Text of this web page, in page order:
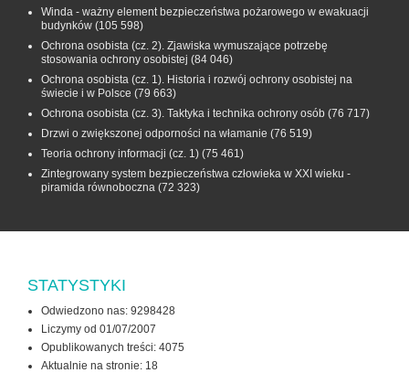
Winda - ważny element bezpieczeństwa pożarowego w ewakuacji
budynków (105 598)
Ochrona osobista (cz. 2). Zjawiska wymuszające potrzebę
stosowania ochrony osobistej (84 046)
Ochrona osobista (cz. 1). Historia i rozwój ochrony osobistej na
świecie i w Polsce (79 663)
Ochrona osobista (cz. 3). Taktyka i technika ochrony osób (76 717)
Drzwi o zwiększonej odporności na włamanie (76 519)
Teoria ochrony informacji (cz. 1) (75 461)
Zintegrowany system bezpieczeństwa człowieka w XXI wieku -
piramida równoboczna (72 323)
STATYSTYKI
Odwiedzono nas: 9298428
Liczymy od 01/07/2007
Opublikowanych treści: 4075
Aktualnie na stronie: 18